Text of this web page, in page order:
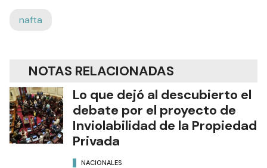
nafta
NOTAS RELACIONADAS
Lo que dejó al descubierto el
debate por el proyecto de
Inviolabilidad de la Propiedad
Privada
NACIONALES